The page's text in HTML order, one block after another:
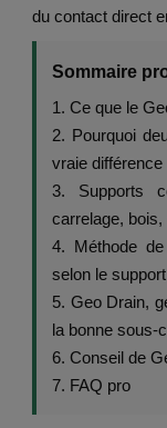
du contact direct
Sommaire
1. Ce que le
2. Pourquoi
vraie différence
3. Supports
carrelage, bois,
4. Méthode
selon le support
5. Geo Drain,
la bonne sous-
6. Conseil de
7. FAQ pro